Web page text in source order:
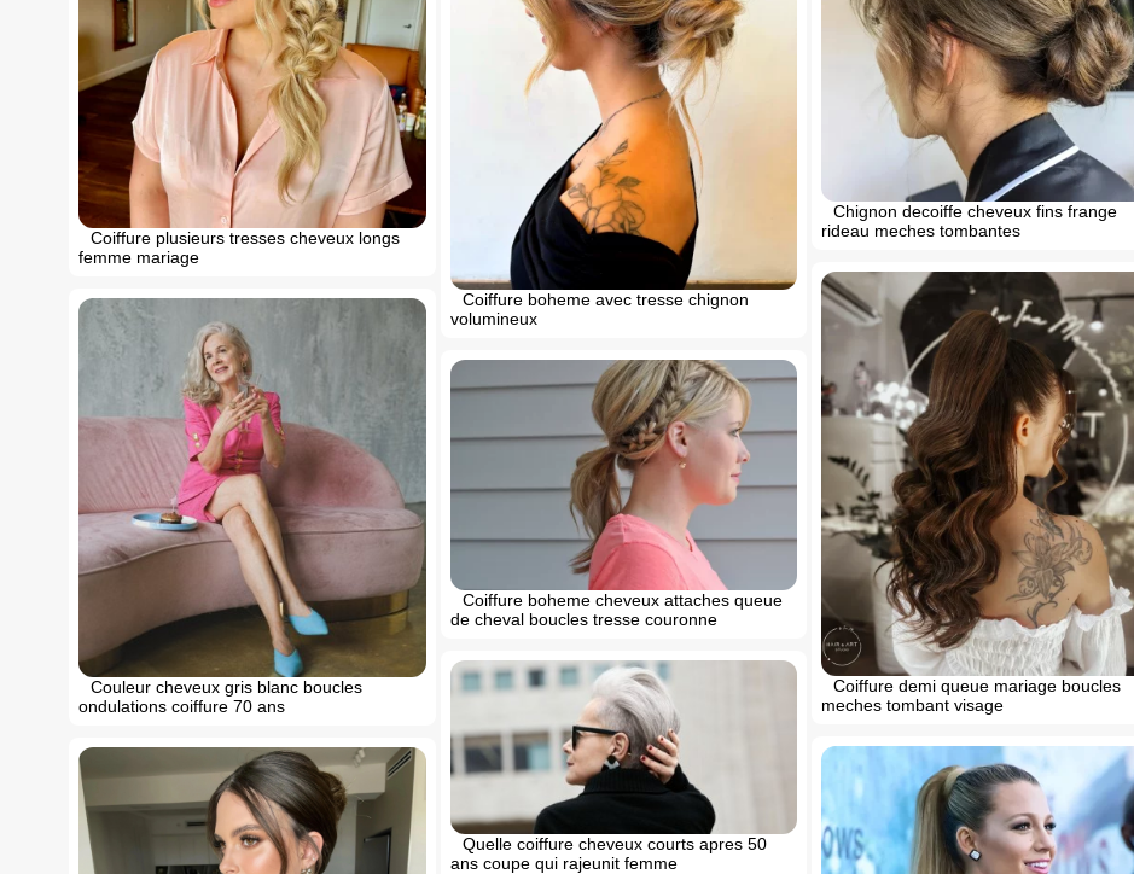
Coiffure plusieurs tresses cheveux longs
femme mariage
Coiffure boheme avec tresse chignon
volumineux
Chignon dеcoiffе cheveux fins frange
rideau meches tombantes
Coiffure demi queue mariage boucles
meches tombant visage
Couleur cheveux gris blanc boucles
ondulations coiffure 70 ans
Coiffure boheme cheveux attaches queue
de cheval boucles tresse couronne
Quelle coiffure cheveux courts apres 50
ans coupe qui rajeunit femme